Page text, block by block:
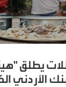
يطلق
الأردني